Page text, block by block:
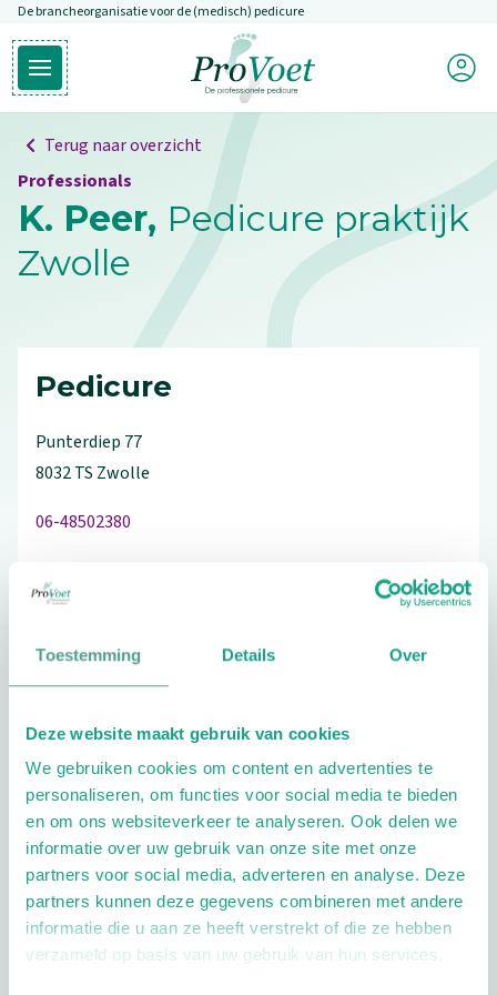
Toestemming Details Over
Deze website maakt gebruik van cookies
We gebruiken cookies om content en advertenties te
personaliseren, om functies voor social media te bieden
en om ons websiteverkeer te analyseren. Ook delen we
informatie over uw gebruik van onze site met onze
partners voor social media, adverteren en analyse. Deze
partners kunnen deze gegevens combineren met andere
informatie die u aan ze heeft verstrekt of die ze hebben
verzameld op basis van uw gebruik van hun services.
Overslaan en naar de inhoud gaan
De brancheorganisatie voor de (medisch) pedicure
Open hoofdmenu
Ga naar de homepagina
Mijn
Terug naar overzicht
Professionals
K. Peer, Pedicure praktijk
Zwolle
Pedicure
Punterdiep 77
8032 TS Zwolle
06-48502380
Extra opties
Openingstijden